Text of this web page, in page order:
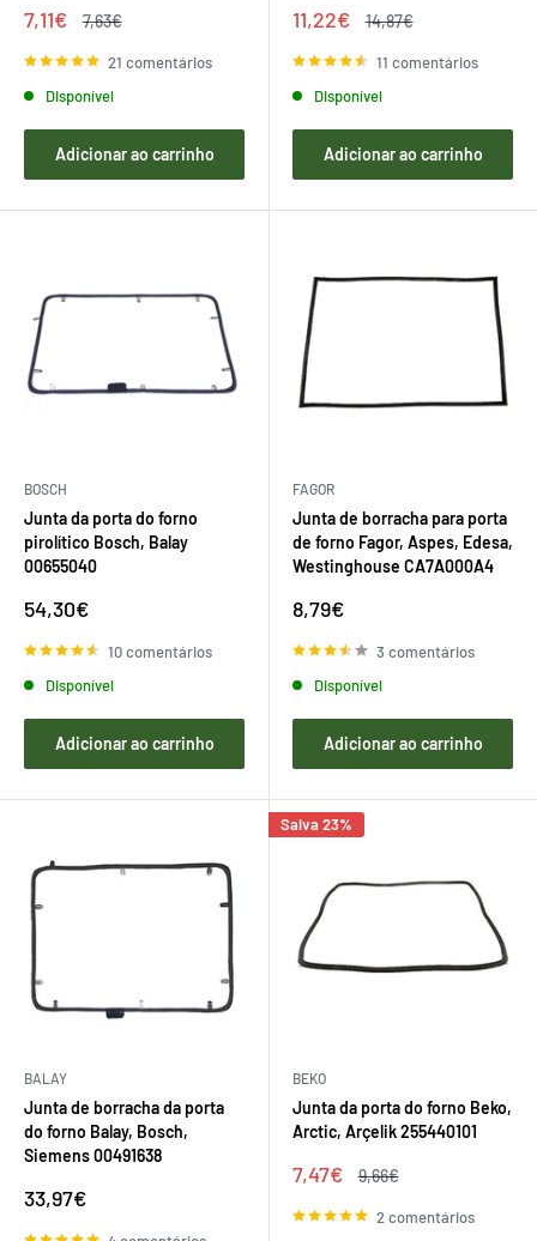
Preço
venda
7,11€
Preço
7,63€
21 comentários
Disponível
Adicionar ao carrinho
Preço
venda
11,22€
Preço
14,87€
11 comentários
Disponível
Adicionar ao carrinho
BOSCH
Junta da porta do forno
pirolítico Bosch, Balay
00655040
Preço
venda
54,30€
10 comentários
Disponível
Adicionar ao carrinho
FAGOR
Junta de borracha para porta
de forno Fagor, Aspes, Edesa,
Westinghouse CA7A000A4
Preço
venda
8,79€
3 comentários
Disponível
Adicionar ao carrinho
BALAY
Junta de borracha da porta
do forno Balay, Bosch,
Siemens 00491638
Preço
33,97€
Salva 23%
BEKO
Junta da porta do forno Beko,
Arctic, Arçelik 255440101
Preço
venda
7,47€
Preço
9,66€
2 comentários